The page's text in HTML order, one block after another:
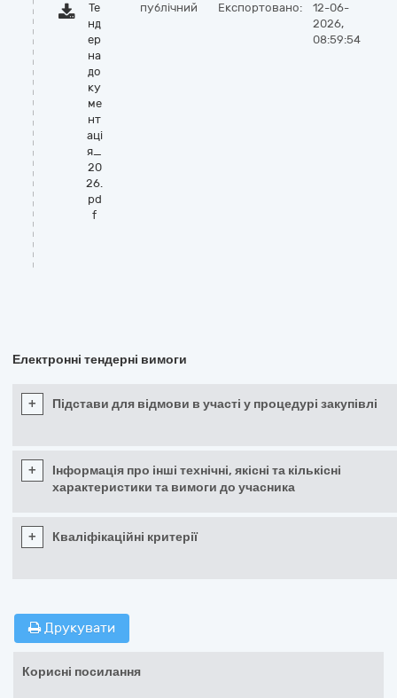
Те
нд
ер
на
до
ку
ме
нт
аці
я_
20
26.
pd
f
публічний Експортовано:
12-06-
2026,
08:59:54
Електронні тендерні вимоги
+ Підстави для відмови в участі у процедурі закупівлі
+
Інформація про інші технічні, якісні та кількісні
характеристики та вимоги до учасника
+ Кваліфікаційні критерії
Друкувати
Корисні посилання